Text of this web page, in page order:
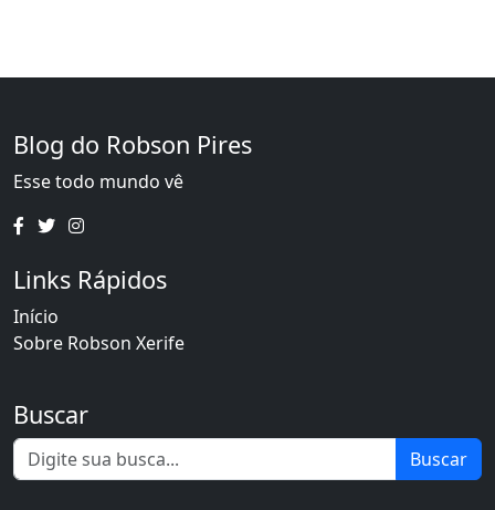
Blog do Robson Pires
Esse todo mundo vê
Links Rápidos
Início
Sobre Robson Xerife
Buscar
Buscar